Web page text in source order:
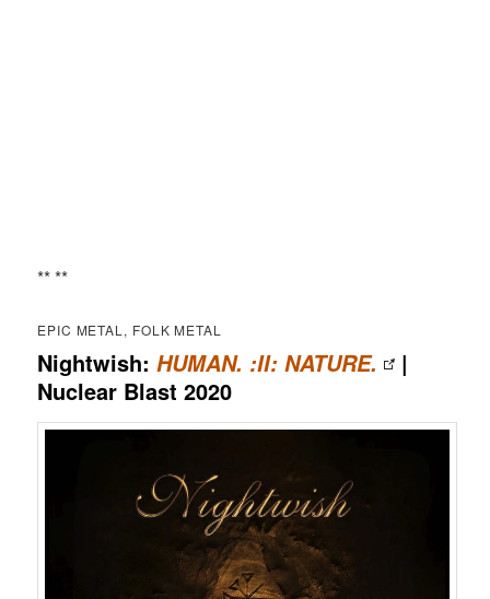
** **
EPIC METAL, FOLK METAL
Nightwish:HUMAN. :II: NATURE.
|
Nuclear Blast 2020